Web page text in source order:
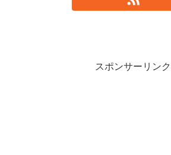
スポンサーリンク